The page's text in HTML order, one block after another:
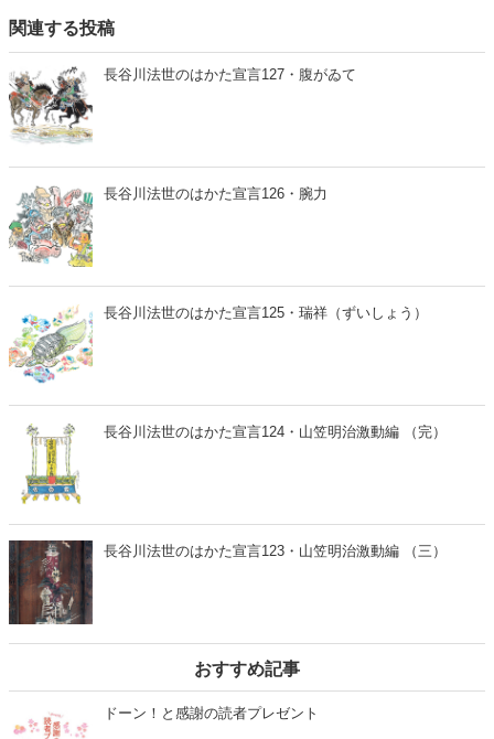
関連する投稿
長谷川法世のはかた宣言127・腹がゐて
長谷川法世のはかた宣言126・腕力
長谷川法世のはかた宣言125・瑞祥（ずいしょう）
長谷川法世のはかた宣言124・山笠明治激動編 （完）
長谷川法世のはかた宣言123・山笠明治激動編 （三）
おすすめ記事
ドーン！と感謝の読者プレゼント